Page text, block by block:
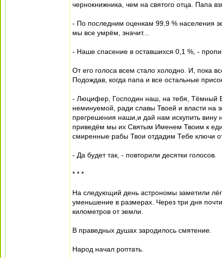
чернокнижника, чем на святого отца. Папа
- По последним оценкам 99,9 % населения
мы все умрём, значит...
- Наше спасение в оставшихся 0,1 %, -
От его голоса всем стало холодно. И, пока
Подождав, когда папа и все остальные
- Люцифер, Господин наш, на тебя, Тёмный
неминуемой, ради славы Твоей и власти на
прегрешения наши,и дай нам искупить
приведём мы их Святым Именем Твоим к
смиренные рабы Твои отдадим Тебе ключи
- Да будет так, - повторили десятки голосов.
* * *
На следующий день астрономы заметили
уменьшение в размерах. Через три дня
километров от земли.
В праведных душах зародилось смятение.
Народ начал роптать.